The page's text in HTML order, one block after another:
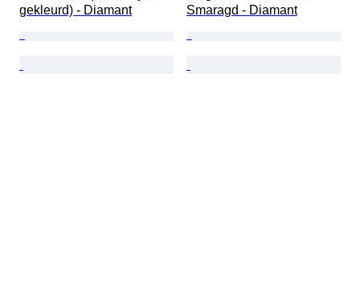
gekleurd) - Diamant
Smaragd - Diamant